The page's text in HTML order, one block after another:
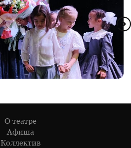
О театре
Афиша
Коллектив